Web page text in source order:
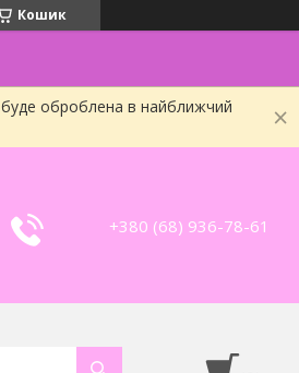
Кошик
буде оброблена в найближчий
+380 (68) 936-78-61